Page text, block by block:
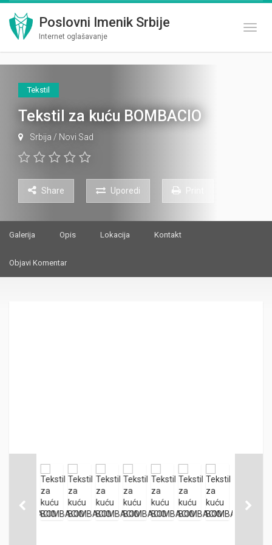
Poslovni Imenik Srbije
Internet oglašavanje
Tekstil
Tekstil za kuću BOMBACIO
Srbija / Novi Sad
Share Uporedi
Galerija Opis Lokacija Kontakt
Objavi Komentar